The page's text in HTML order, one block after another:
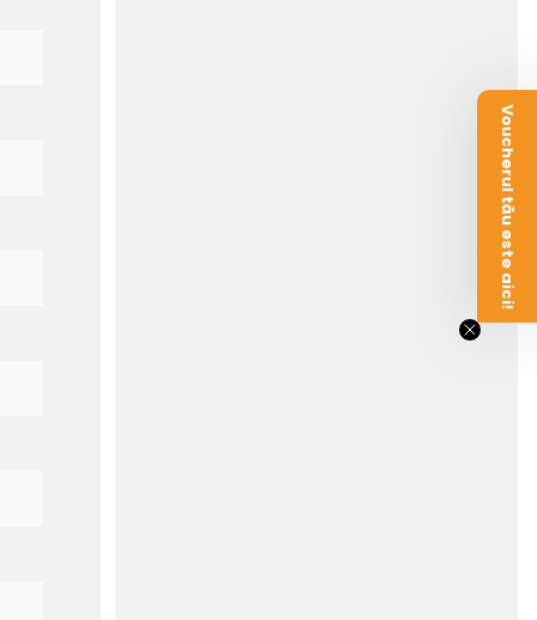
Voucherul tău este aici!